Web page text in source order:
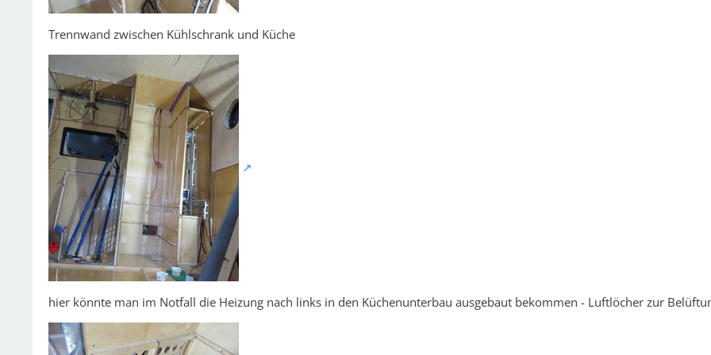
Trennwand zwischen Kühlschrank und Küche
hier könnte man im Notfall die Heizung nach links in den Küchenunterbau ausgebaut bekommen - Luftlöcher zur